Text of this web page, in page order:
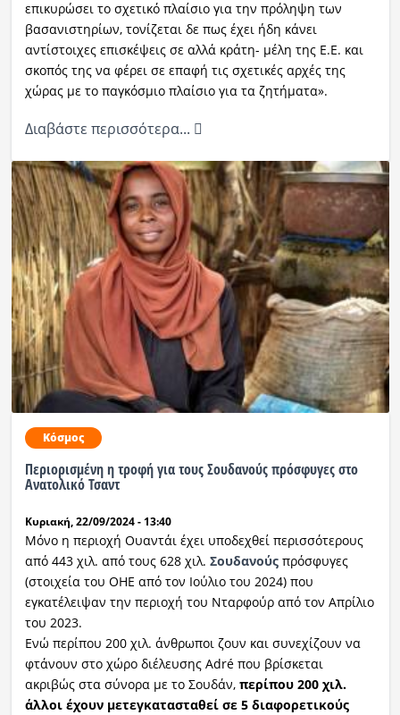
επικυρώσει το σχετικό πλαίσιο για την πρόληψη των
βασανιστηρίων, τονίζεται δε πως έχει ήδη κάνει
αντίστοιχες επισκέψεις σε αλλά κράτη- μέλη της Ε.Ε. και
σκοπός της να φέρει σε επαφή τις σχετικές αρχές της
χώρας με το παγκόσμιο πλαίσιο για τα ζητήματα».
Διαβάστε περισσότερα...
Κόσμος
Περιορισμένη η τροφή για τους Σουδανούς πρόσφυγες στο
Ανατολικό Τσαντ
Κυριακή, 22/09/2024 - 13:40
Μόνο η περιοχή Ουαντάι έχει υποδεχθεί περισσότερους
από 443 χιλ. από τους 628 χιλ. Σουδανούς πρόσφυγες
(στοιχεία του ΟΗΕ από τον Ιούλιο του 2024) που
εγκατέλειψαν την περιοχή του Νταρφούρ από τον Απρίλιο
του 2023.
Ενώ περίπου 200 χιλ. άνθρωποι ζουν και συνεχίζουν να
φτάνουν στο χώρο διέλευσης Adré που βρίσκεται
ακριβώς στα σύνορα με το Σουδάν, περίπου 200 χιλ.
άλλοι έχουν μετεγκατασταθεί σε 5 διαφορετικούς